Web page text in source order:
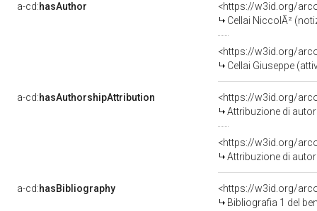
a-cd:hasAuthor
<https://w3id.org/
Cellai NiccolÃ²
<https://w3id.org/
Cellai Giuseppe
a-cd:hasAuthorshipAttribution
<https://w3id.org/
Attribuzione di
<https://w3id.org/
Attribuzione di
a-cd:hasBibliography
<https://w3id.org/
Bibliografia 1 del